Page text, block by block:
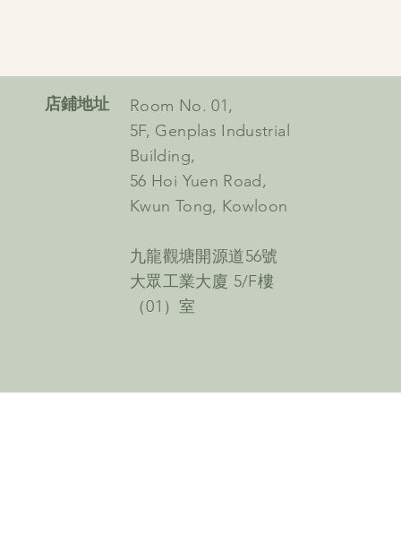
​店鋪地址
Room No. 01,
5F, Genplas Industrial
Building,
56 Hoi Yuen Road,
Kwun Tong, Kowloon
九龍觀塘開源道56號
大眾工業大廈 5/F樓
（01）室